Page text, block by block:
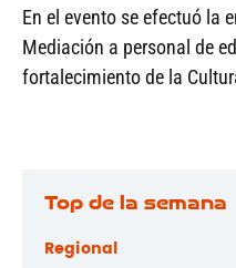
En el evento se efectuó la
Mediación a personal de
fortalecimiento de la
Top de la semana
Regional